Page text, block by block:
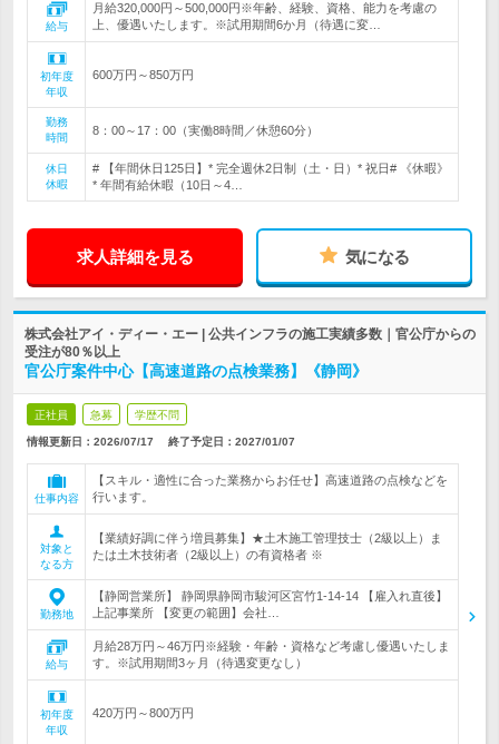
給与
月給320,000円～500,000円※年齢、経験、資格、能力を考慮の
上、優遇いたします。※試用期間6か月（待遇に変…
初年度
年収
600万円～850万円
勤務
時間
8：00～17：00（実働8時間／休憩60分）
休日
休暇
# 【年間休日125日】* 完全週休2日制（土・日）* 祝日# 《休暇》
* 年間有給休暇（10日～4…
求人詳細を見る 気になる
株式会社アイ・ディー・エー | 公共インフラの施工実績多数｜官公庁からの
受注が80％以上
官公庁案件中心【高速道路の点検業務】《静岡》
正社員 急募 学歴不問
情報更新日：2026/07/17 終了予定日： 2027/01/07
仕事内容
【スキル・適性に合った業務からお任せ】高速道路の点検などを
行います。
対象と
なる方
【業績好調に伴う増員募集】★土木施工管理技士（2級以上）ま
たは土木技術者（2級以上）の有資格者 ※
勤務地
【静岡営業所】 静岡県静岡市駿河区宮竹1-14-14 【雇入れ直後】
上記事業所 【変更の範囲】会社…
給与
月給28万円～46万円※経験・年齢・資格など考慮し優遇いたしま
す。※試用期間3ヶ月（待遇変更なし）
初年度
年収
420万円～800万円